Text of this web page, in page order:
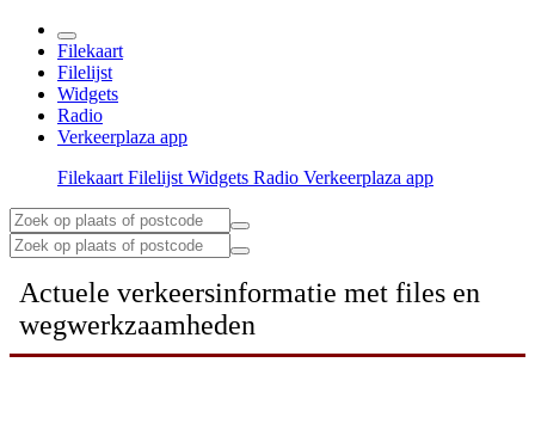
Filekaart
Filelijst
Widgets
Radio
Verkeerplaza app
Filekaart Filelijst Widgets Radio Verkeerplaza app
Actuele verkeersinformatie met files en
wegwerkzaamheden